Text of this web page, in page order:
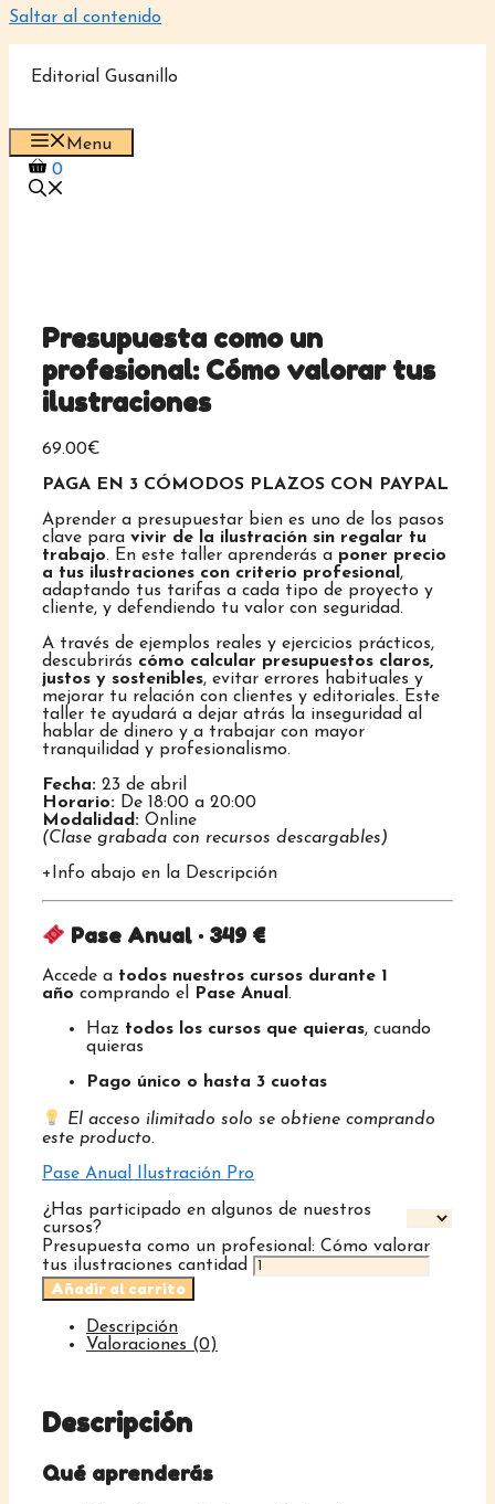
Saltar al contenido
Editorial Gusanillo
Menu
0
Presupuesta como un
profesional: Cómo valorar tus
ilustraciones
69.00€
PAGA EN 3 CÓMODOS PLAZOS CON PAYPAL
Aprender a presupuestar bien es uno de los pasos
clave para vivir de la ilustración sin regalar tu
trabajo. En este taller aprenderás a poner precio
a tus ilustraciones con criterio profesional ,
adaptando tus tarifas a cada tipo de proyecto y
cliente, y defendiendo tu valor con seguridad.
A través de ejemplos reales y ejercicios prácticos,
descubrirás cómo calcular presupuestos claros,
justos y sostenibles, evitar errores habituales y
mejorar tu relación con clientes y editoriales. Este
taller te ayudará a dejar atrás la inseguridad al
hablar de dinero y a trabajar con mayor
tranquilidad y profesionalismo.
Fecha: 23 de abril
Horario: De 18:00 a 20:00
Modalidad: Online
(Clase grabada con recursos descargables)
+Info abajo en la Descripción
Pase Anual · 349 €
Accede a todos nuestros cursos durante 1
año comprando el Pase Anual.
Haz todos los cursos que quieras, cuando
quieras
Pago único o hasta 3 cuotas
El acceso ilimitado solo se obtiene comprando
este producto.
Pase Anual Ilustración Pro
¿Has participado en algunos de nuestros
cursos?
Presupuesta como un profesional: Cómo valorar
tus ilustraciones cantidad
Añadir al carrito
Descripción
Valoraciones (0)
Descripción
Qué aprenderás